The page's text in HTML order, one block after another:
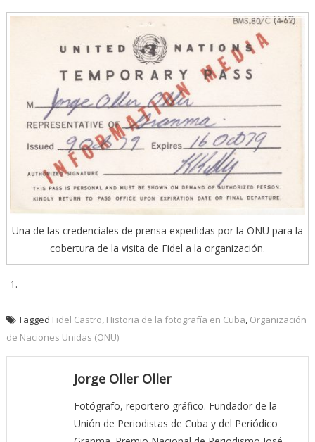
Una de las credenciales de prensa expedidas por la ONU para la
cobertura de la visita de Fidel a la organización.
Tagged Fidel Castro, Historia de la fotografía en Cuba, Organización
de Naciones Unidas (ONU)
Jorge Oller Oller
Fotógrafo, reportero gráfico. Fundador de la
Unión de Periodistas de Cuba y del Periódico